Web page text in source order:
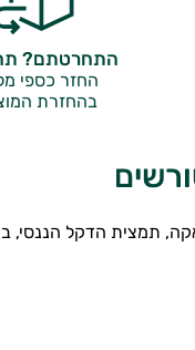
התחרטתם?
החזר כספי
בהחזרת
תמצית הדקל הננסי,